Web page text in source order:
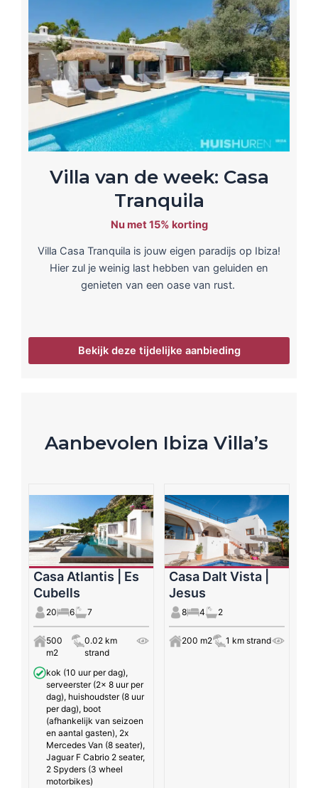
Villa van de week: Casa
Tranquila
Nu met 15% korting
Villa Casa Tranquila is jouw eigen paradijs op Ibiza!
Hier zul je weinig last hebben van geluiden en
genieten van een oase van rust.
Bekijk deze tijdelijke aanbieding
Aanbevolen Ibiza Villa’s
Casa Atlantis | Es
Cubells
20 6 7
500
m2
0.02 km
strand
kok (10 uur per dag),
serveerster (2x 8 uur per
dag), huishoudster (8 uur
per dag), boot
(afhankelijk van seizoen
en aantal gasten), 2x
Mercedes Van (8 seater),
Jaguar F Cabrio 2 seater,
2 Spyders (3 wheel
motorbikes)
Casa Dalt Vista |
Jesus
8 4 2
200 m2 1 km strand